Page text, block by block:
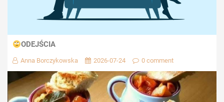
ODEJŚCIA
Anna Borczykowska 2026-07-24 0 comment